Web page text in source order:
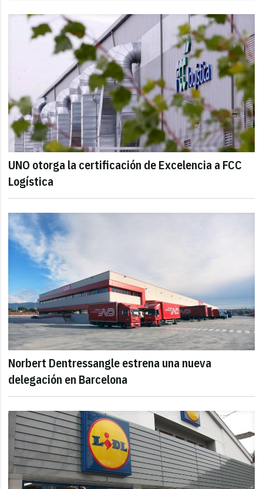
UNO otorga la certificación de Excelencia a FCC
Logística
Norbert Dentressangle estrena una nueva
delegación en Barcelona